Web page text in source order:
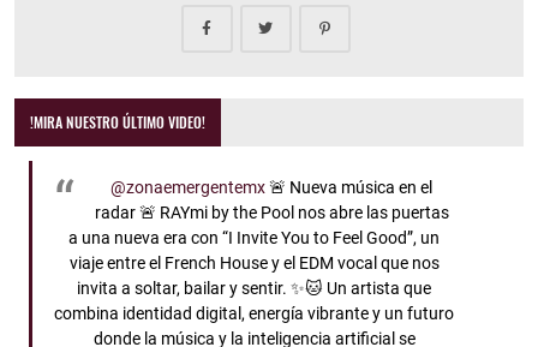
!MIRA NUESTRO ÚLTIMO VIDEO!
@zonaemergentemx🚨 Nueva música en el
radar 🚨 RAYmi by the Pool nos abre las puertas
a una nueva era con “I Invite You to Feel Good”, un
viaje entre el French House y el EDM vocal que nos
invita a soltar, bailar y sentir. ✨🐱 Un artista que
combina identidad digital, energía vibrante y un futuro
donde la música y la inteligencia artificial se